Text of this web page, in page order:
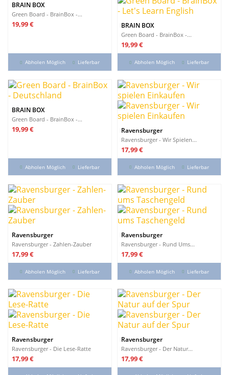
BRAIN BOX
Green Board - BrainBox -...
Preis
19,99 €
Abholen Möglich Lieferbar
BRAIN BOX
Green Board - BrainBox -...
Preis
19,99 €
Abholen Möglich Lieferbar
BRAIN BOX
Green Board - BrainBox -...
Preis
19,99 €
Abholen Möglich Lieferbar
Ravensburger
Ravensburger - Wir Spielen...
Preis
17,99 €
Abholen Möglich Lieferbar
Ravensburger
Ravensburger - Zahlen-Zauber
Preis
17,99 €
Abholen Möglich Lieferbar
Ravensburger
Ravensburger - Rund Ums...
Preis
17,99 €
Abholen Möglich Lieferbar
Ravensburger
Ravensburger - Die Lese-Ratte
Preis
17,99 €
Ravensburger
Ravensburger - Der Natur...
Preis
17,99 €